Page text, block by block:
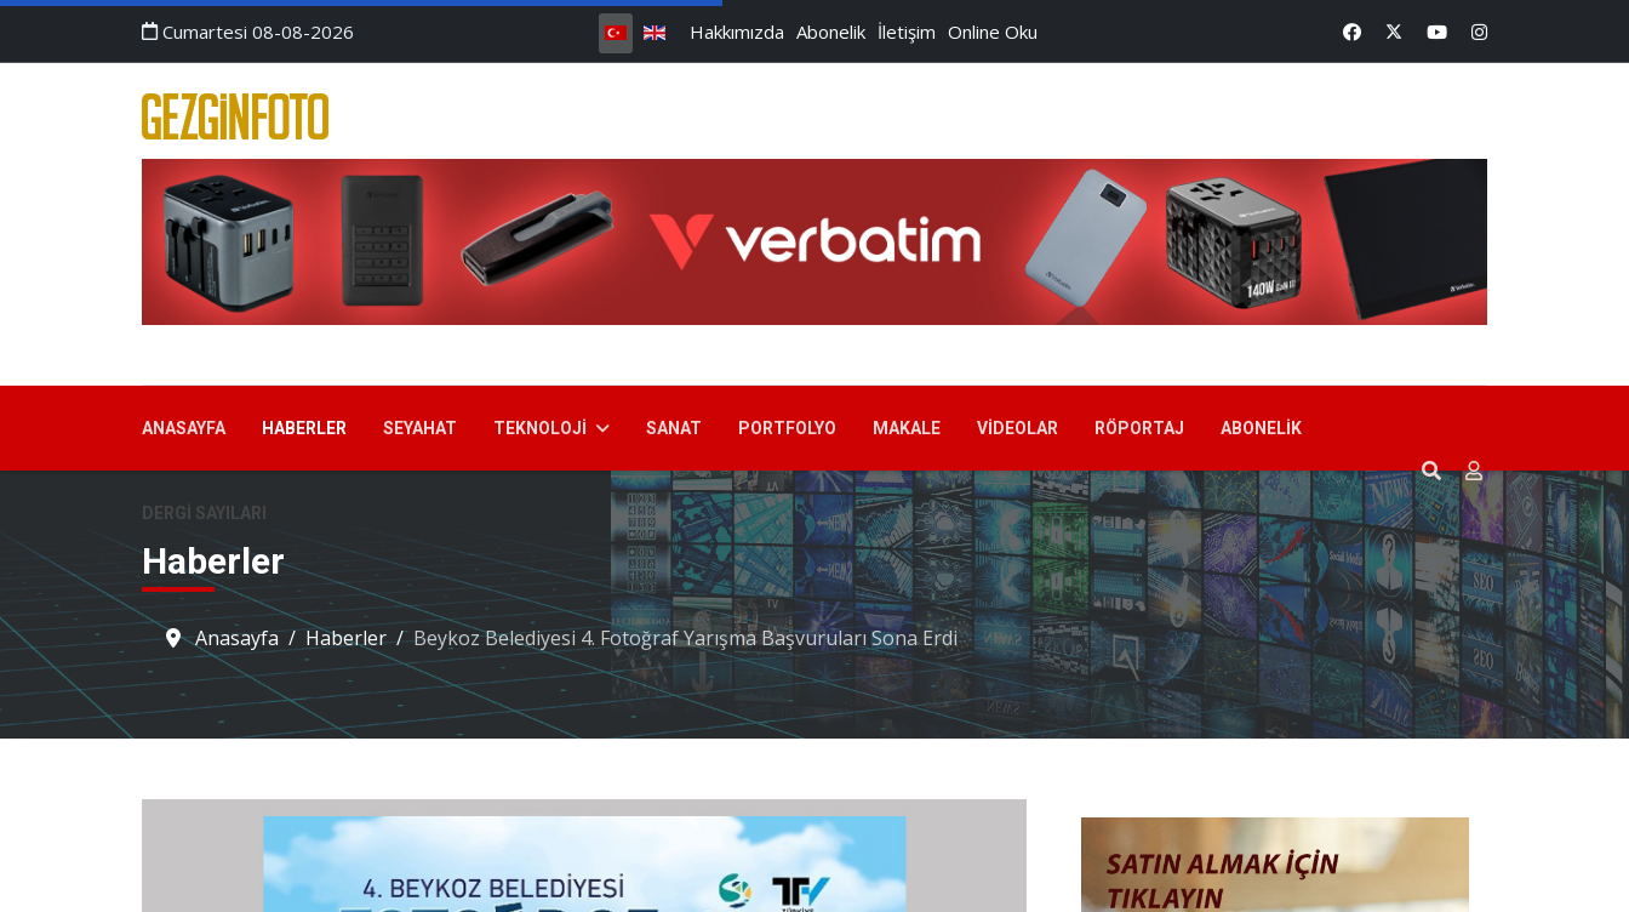
Cumartesi 08-08-2026 Hakkımızda Abonelik İletişim Online Oku
ANASAYFA HABERLER SEYAHAT TEKNOLOJI SANAT PORTFOLYO MAKALE VIDEOLAR RÖPORTAJ ABONELIK
DERGI SAYILARI
Haberler
Anasayfa Haberler Beykoz Belediyesi 4. Fotoğraf Yarışma Başvuruları Sona Erdi